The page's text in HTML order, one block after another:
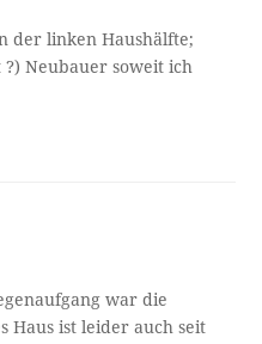
der linken Haushälfte;
Neubauer soweit ich
war die
Haus ist leider auch seit